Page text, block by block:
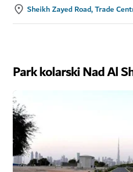
Sheikh Zayed Road, Trade
Park kolarski Nad Al